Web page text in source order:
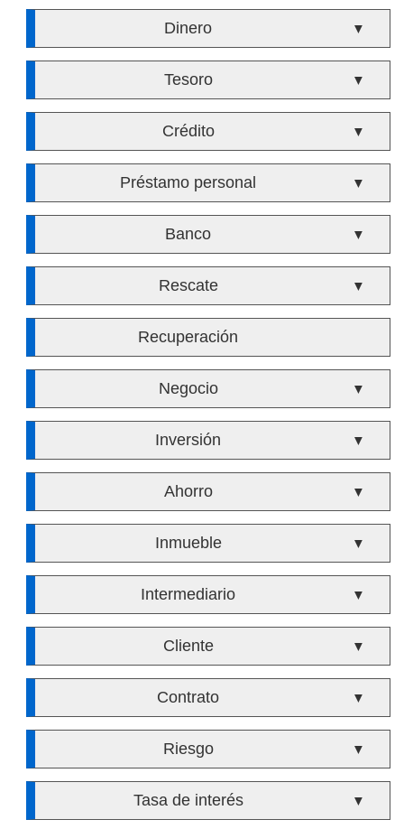
Dinero ▼
Tesoro ▼
Crédito ▼
Préstamo personal ▼
Banco ▼
Rescate ▼
Recuperación
Negocio ▼
Inversión ▼
Ahorro ▼
Inmueble ▼
Intermediario ▼
Cliente ▼
Contrato ▼
Riesgo ▼
Tasa de interés ▼